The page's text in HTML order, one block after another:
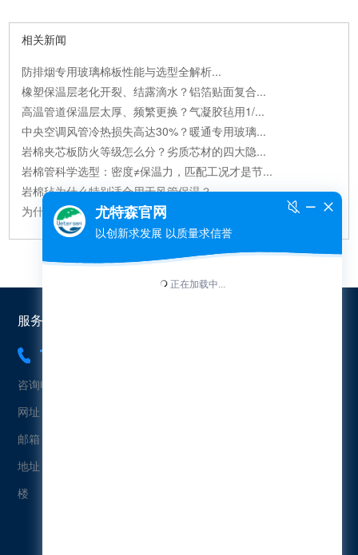
相关新闻
防排烟专用玻璃棉板性能与选型全解析...
橡塑保温层老化开裂、结露滴水？铝箔贴面复合...
高温管道保温层太厚、频繁更换？气凝胶毡用1/...
中央空调风管冷热损失高达30%？暖通专用玻璃...
岩棉夹芯板防火等级怎么分？劣质芯材的四大隐...
岩棉管科学选型：密度≠保温力，匹配工况才是节...
岩棉毡为什么特别适合用于风管保温？...
为什么尤特森钢结构玻璃棉毡的保温效果优于...
服务热线：
18565454573
咨询电话：18565454573（冯先生）
网址：www.uetersen.cn
邮箱：uetersen@163.com
地址：广东省广州市黄埔区科珠北路232号益科智能创新园2栋4
楼